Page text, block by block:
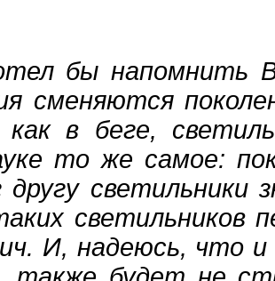
бы напомнить
сменяются
как в беге,
то же самое:
другу светильники
светильников
И, надеюсь, что